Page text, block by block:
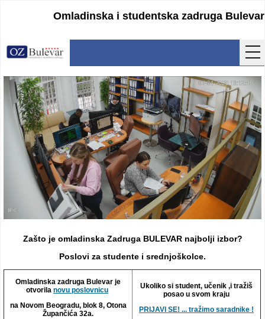
Omladinska i studentska zadruga Bulevar
Početna
Usluge
Uputstva
Cenovnik
Kontakt
Lokacija
Zašto je omladinska Zadruga BULEVAR najbolji izbor?
Poslovi za studente i srednjoškolce.
Omladinska zadruga Bulevar je
otvorila novu poslovnicu
na Novom Beogradu, blok 8, Otona
Župančića 32a.
Ukoliko si student, učenik ,i tražiš
posao u svom kraju
PRIJAVI SE! ... tražimo saradnike !